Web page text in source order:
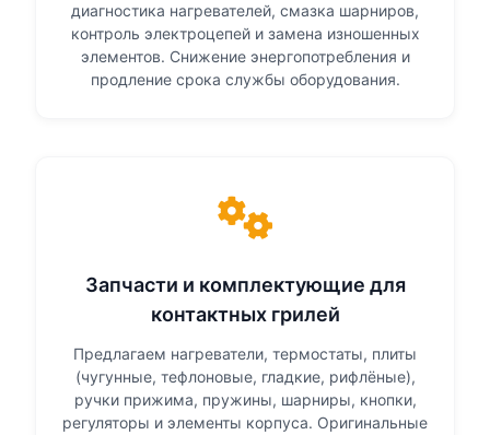
диагностика нагревателей, смазка шарниров,
контроль электроцепей и замена изношенных
элементов. Снижение энергопотребления и
продление срока службы оборудования.
Запчасти и комплектующие для
контактных грилей
Предлагаем нагреватели, термостаты, плиты
(чугунные, тефлоновые, гладкие, рифлёные),
ручки прижима, пружины, шарниры, кнопки,
регуляторы и элементы корпуса. Оригинальные